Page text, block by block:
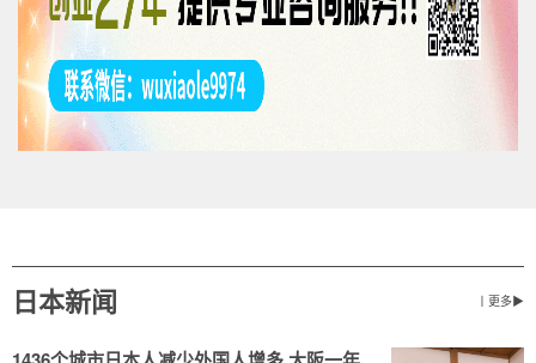
日本新闻 丨更多▶